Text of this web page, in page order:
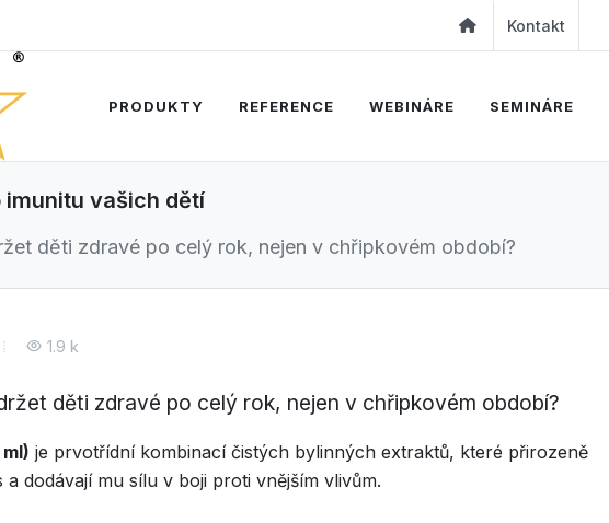
Kontakt
PRODUKTY REFERENCE WEBINÁRE SEMINÁRE
vašich dětí
děti zdravé po celý rok, nejen v chřipkovém období?
1.9 k
děti zdravé po celý rok, nejen v chřipkovém období?
je prvotřídní kombinací čistých bylinných extraktů, které přirozeně
a dodávají mu sílu v boji proti vnějším vlivům.